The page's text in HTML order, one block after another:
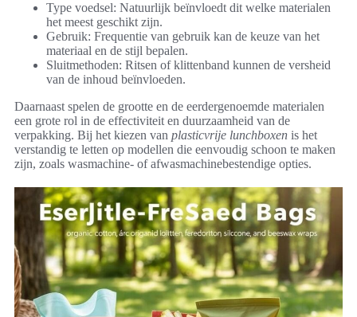
Type voedsel: Natuurlijk beïnvloedt dit welke materialen
het meest geschikt zijn.
Gebruik: Frequentie van gebruik kan de keuze van het
materiaal en de stijl bepalen.
Sluitmethoden: Ritsen of klittenband kunnen de versheid
van de inhoud beïnvloeden.
Daarnaast spelen de grootte en de eerdergenoemde materialen
een grote rol in de effectiviteit en duurzaamheid van de
verpakking. Bij het kiezen van plasticvrije lunchboxen is het
verstandig te letten op modellen die eenvoudig schoon te maken
zijn, zoals wasmachine- of afwasmachinebestendige opties.